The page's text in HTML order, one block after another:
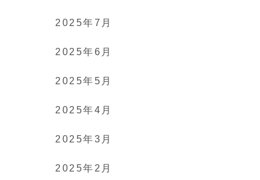
2025年7月
2025年6月
2025年5月
2025年4月
2025年3月
2025年2月